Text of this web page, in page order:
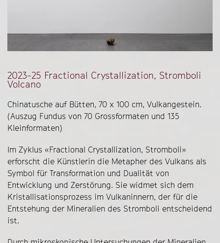
2023-25 Fractional Crystallization, Stromboli
Volcano
Chinatusche auf Bütten, 70 x 100 cm, Vulkangestein.
(Auszug Fundus von 70 Grossformaten und 135
Kleinformaten)
Im Zyklus «Fractional Crystallization, Stromboli»
erforscht die Künstlerin die Metapher des Vulkans als
Symbol für Transformation und Dualität von
Entwicklung und Zerstörung. Sie widmet sich dem
Kristallisationsprozess im Vulkaninnern, der für die
Entstehung der Mineralien des Stromboli entscheidend
ist.